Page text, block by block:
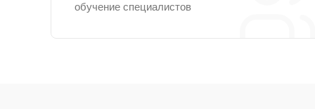
обучение специалистов